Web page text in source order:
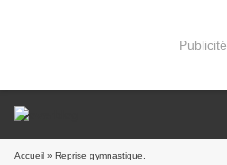
Publicité
Accueil » Reprise gymnastique.